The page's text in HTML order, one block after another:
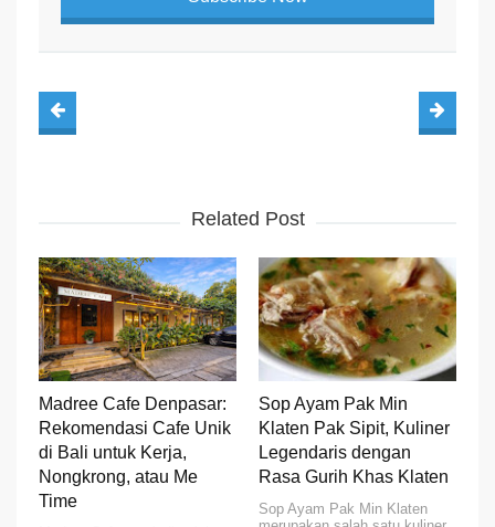
Related Post
Madree Cafe Denpasar:
Rekomendasi Cafe Unik
di Bali untuk Kerja,
Nongkrong, atau Me
Time
Sop Ayam Pak Min
Klaten Pak Sipit, Kuliner
Legendaris dengan
Rasa Gurih Khas Klaten
Sop Ayam Pak Min Klaten